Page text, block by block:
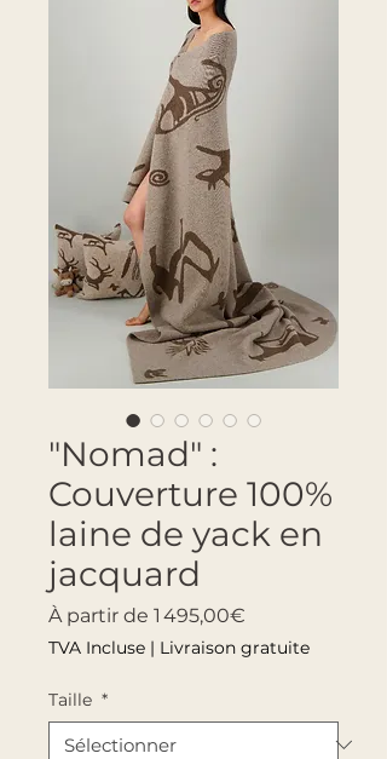
"Nomad" :
Couverture 100%
laine de yack en
jacquard
À partir de 1 495,00€
TVA Incluse | Livraison gratuite
Taille *